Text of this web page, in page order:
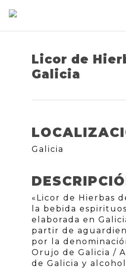
Licor de
Galicia
Galicia
«Licor de Hierbas
la bebida
elaborada en
partir de
por la
Orujo de Galicia /
de Galicia y